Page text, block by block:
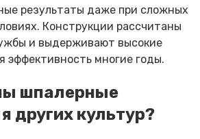
результаты даже при сложных
Конструкции рассчитаны
и выдерживают высокие
эффективность многие годы.
шпалерные
других культур?